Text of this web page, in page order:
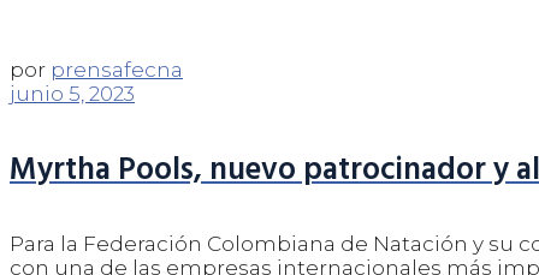
por prensafecna
junio 5, 2023
Myrtha Pools, nuevo patrocinador y
Para la Federación Colombiana de Natación y su
con una de las empresas internacionales más